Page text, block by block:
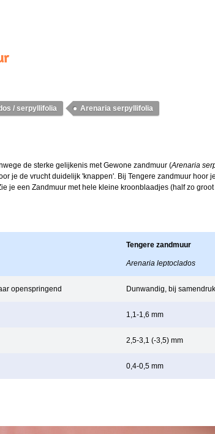
/ serpyllifolia Arenaria serpyllifolia
de sterke gelijkenis met Gewone zandmuur (Arenaria
je de vrucht duidelijk 'knappen'. Bij Tengere zandmuur hoor
je een Zandmuur met hele kleine kroonblaadjes (half zo
Tengere zandmuur
Arenaria leptoclados
openspringend Dunwandig, bij
1,1-1,6 mm
2,5-3,1 (-3,5) mm
0,4-0,5 mm